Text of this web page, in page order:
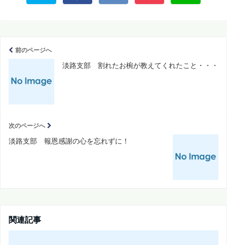
前のページへ
淡路支部 割れたお椀が教えてくれたこと・・・
次のページへ
淡路支部 報恩感謝の心を忘れずに！
関連記事